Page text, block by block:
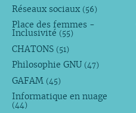
Réseaux sociaux (56)
Place des femmes -
Inclusivité (55)
CHATONS (51)
Philosophie GNU (47)
GAFAM (45)
Informatique en nuage
(44)